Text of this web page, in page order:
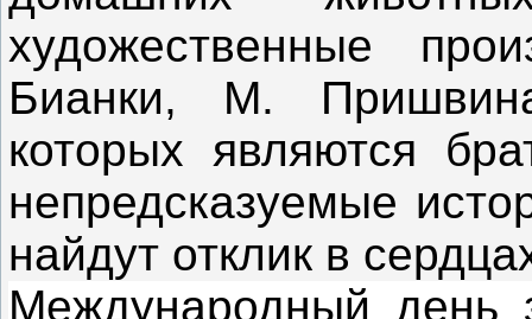
художественные
Бианки, М.
которых являются
непредсказуемые
найдут отклик в
Международный день